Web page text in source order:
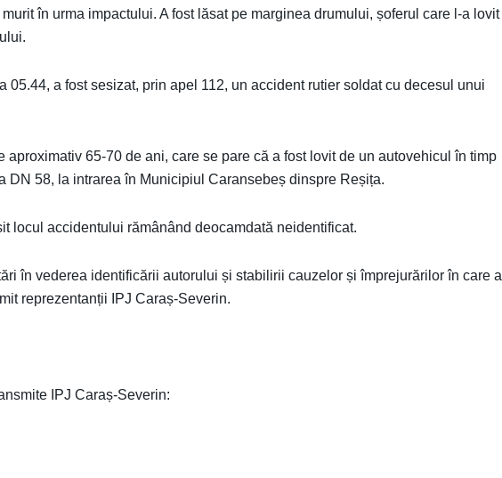
în urma impactului. A fost lăsat pe marginea drumului, șoferul care l-a lovit
05.44, a fost sesizat, prin apel 112, un accident rutier soldat cu decesul unui
aproximativ 65-70 de ani, care se pare că a fost lovit de un autovehicul în timp
DN 58, la intrarea în Municipiul Caransebeș dinspre Reșița.
locul accidentului rămânând deocamdată neidentificat.
în vederea identificării autorului și stabilirii cauzelor și împrejurărilor în care a
reprezentanții IPJ Caraș-Severin.
IPJ Caraș-Severin: